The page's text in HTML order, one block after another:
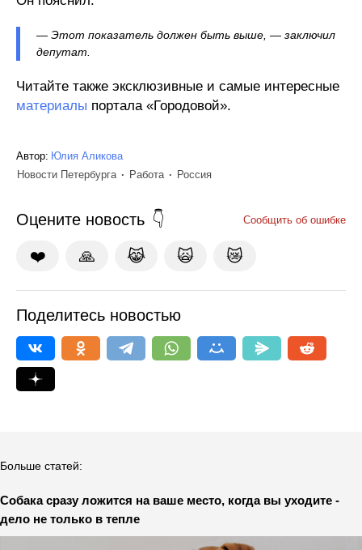
— Этот показатель должен быть выше, — заключил
депутат.
Читайте также эксклюзивные и самые интересные
материалы портала «Городовой».
Автор: Юлия Аликова
Новости Петербурга
Работа Россия
Оцените новость Сообщить об ошибке
❤️ 🙏 😹 🙀 😿
Поделитесь новостью
Больше статей:
Собака сразу ложится на ваше место, когда вы уходите -
дело не только в тепле